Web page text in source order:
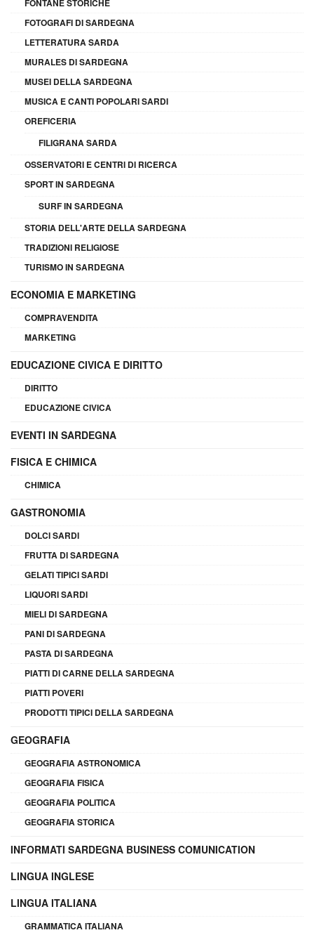
FONTANE STORICHE
FOTOGRAFI DI SARDEGNA
LETTERATURA SARDA
MURALES DI SARDEGNA
MUSEI DELLA SARDEGNA
MUSICA E CANTI POPOLARI SARDI
OREFICERIA
FILIGRANA SARDA
OSSERVATORI E CENTRI DI RICERCA
SPORT IN SARDEGNA
SURF IN SARDEGNA
STORIA DELL'ARTE DELLA SARDEGNA
TRADIZIONI RELIGIOSE
TURISMO IN SARDEGNA
ECONOMIA E MARKETING
COMPRAVENDITA
MARKETING
EDUCAZIONE CIVICA E DIRITTO
DIRITTO
EDUCAZIONE CIVICA
EVENTI IN SARDEGNA
FISICA E CHIMICA
CHIMICA
GASTRONOMIA
DOLCI SARDI
FRUTTA DI SARDEGNA
GELATI TIPICI SARDI
LIQUORI SARDI
MIELI DI SARDEGNA
PANI DI SARDEGNA
PASTA DI SARDEGNA
PIATTI DI CARNE DELLA SARDEGNA
PIATTI POVERI
PRODOTTI TIPICI DELLA SARDEGNA
GEOGRAFIA
GEOGRAFIA ASTRONOMICA
GEOGRAFIA FISICA
GEOGRAFIA POLITICA
GEOGRAFIA STORICA
INFORMATI SARDEGNA BUSINESS COMUNICATION
LINGUA INGLESE
LINGUA ITALIANA
GRAMMATICA ITALIANA